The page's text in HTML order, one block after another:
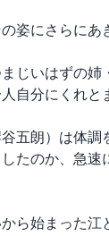
姿にさらにあ
じいはずの
自分にくれと
五朗）は体
たのか、急速
ら始まった江